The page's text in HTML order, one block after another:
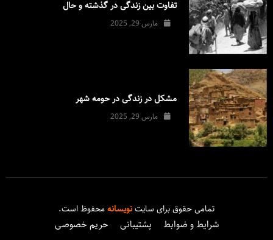
تفاوت بین زندگی در گذشته و حال
مارس 29, 2025
مشکل در زندگی در حومه شهر
مارس 29, 2025
تمامی حقوق برای سایتنویسانهمحفوظ است.
شرایط و ضوابط پشتیبانی حریم خصوصی